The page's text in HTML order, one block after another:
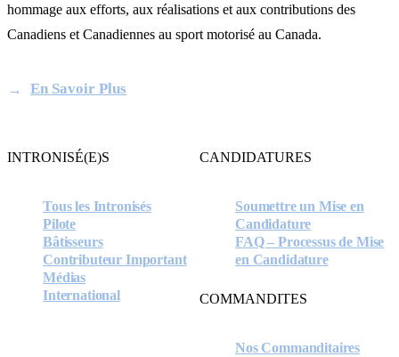
hommage aux efforts, aux réalisations et aux contributions des
Canadiens et Canadiennes au sport motorisé au Canada.
En Savoir Plus
INTRONISÉ(E)S
Tous les Intronisés
Pilote
Bâtisseurs
Contributeur Important
Médias
International
CANDIDATURES
Soumettre un Mise en
Candidature
FAQ – Processus de Mise
en Candidature
COMMANDITES
Nos Commanditaires